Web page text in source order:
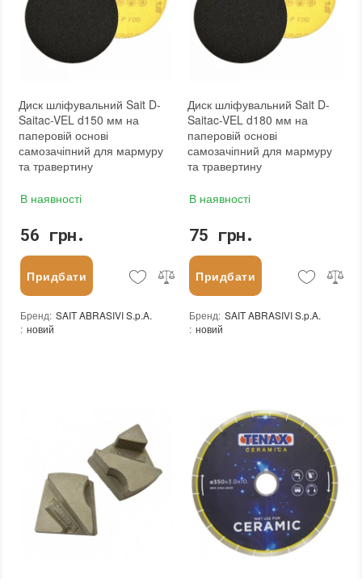
Диск шліфувальний Sait D-
Saitac-VEL d150 мм на
паперовій основі
самозачіпний для мармуру
та травертину
В наявності
56 грн.
Придбати
Бренд: SAIT ABRASIVI S.p.A.
: новий
Диск шліфувальний Sait D-
Saitac-VEL d180 мм на
паперовій основі
самозачіпний для мармуру
та травертину
В наявності
75 грн.
Придбати
Бренд: SAIT ABRASIVI S.p.A.
: новий